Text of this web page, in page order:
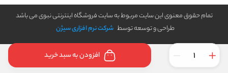
افزودن به سبد خرید
تمام حقوق معنوی این سایت مربوط به سایت فروشگاه اینترنتی نبوی می باشد
طراحی و توسعه توسط شرکت نرم افزاری سیژن